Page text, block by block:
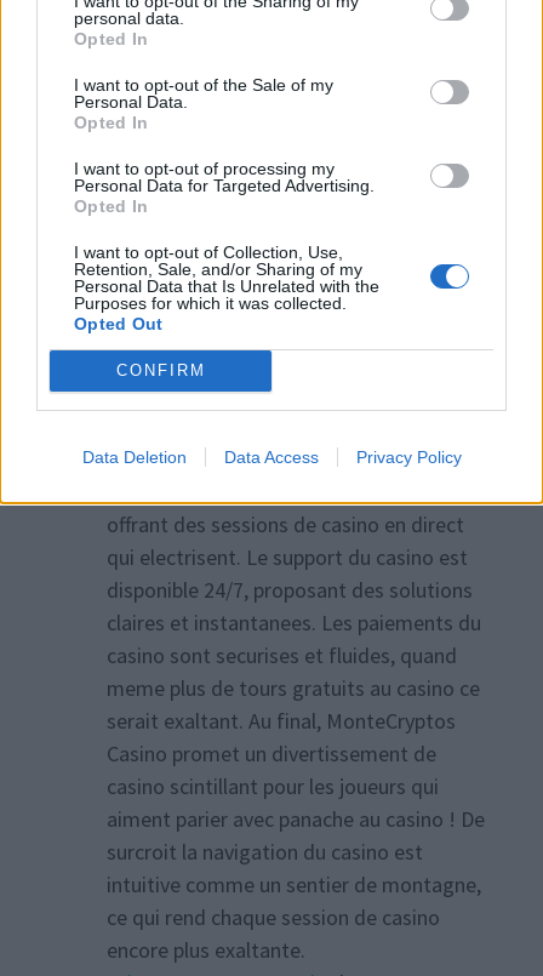
personal data.
Opted In
I want to opt-out of the Sale of my
Personal Data.
Opted In
I want to opt-out of processing my
Personal Data for Targeted Advertising.
Opted In
I want to opt-out of Collection, Use,
Retention, Sale, and/or Sharing of my
Personal Data that Is Unrelated with the
Purposes for which it was collected.
Opted Out
CONFIRM
Data Deletion Data Access Privacy Policy
les passionnes de casinos en ligne ! A
comme un sortilege, donne envie de
replonger dans le casino sans fin.
luckster sign up offer
zippyowl6brextdit :
9 septembre 2025 à 9h28
Je suis totalement envoute par
MonteCryptos Casino, c’est un casino en
enneige. La collection de jeux du casino
offrant des sessions de casino en direct
qui electrisent. Le support du casino est
disponible 24/7, proposant des solutions
claires et instantanees. Les paiements du
casino sont securises et fluides, quand
meme plus de tours gratuits au casino ce
serait exaltant. Au final, MonteCryptos
Casino promet un divertissement de
casino scintillant pour les joueurs qui
aiment parier avec panache au casino ! De
surcroit la navigation du casino est
intuitive comme un sentier de montagne,
ce qui rend chaque session de casino
encore plus exaltante.